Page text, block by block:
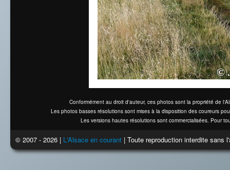
Conformément au droit d'auteur, ces photos sont la propriété de
Les photos basses résolutions sont mises à la disposition des coureurs
Les versions hautes résolutions sont commercialisées. Pour
© 2007 - 2026 | L'Alsace en courant | Toute reproduction interdite sans